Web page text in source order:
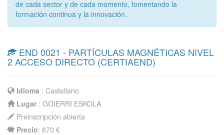
de cada sector y de cada momento, fomentando la
formación continua y la innovación.
END 0021 - PARTÍCULAS MAGNÉTICAS NIVEL
2 ACCESO DIRECTO (CERTIAEND)
Idioma : Castellano
Lugar : GOIERRI ESKOLA
Preinscripción abierta
Precio: 870 €